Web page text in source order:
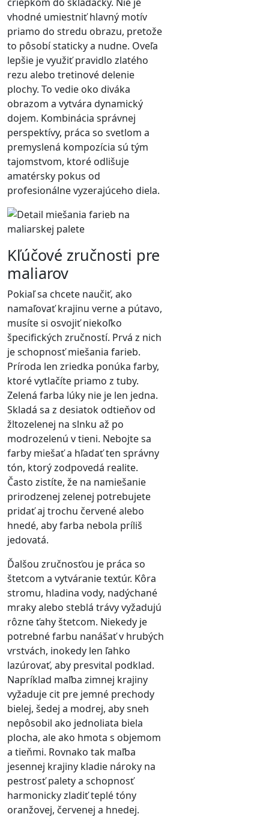
vhodné umiestniť hlavný motív
priamo do stredu obrazu, pretože
to pôsobí staticky a nudne. Oveľa
lepšie je využiť pravidlo zlatého
rezu alebo tretinové delenie
plochy. To vedie oko diváka
obrazom a vytvára dynamický
dojem. Kombinácia správnej
perspektívy, práca so svetlom a
premyslená kompozícia sú tým
tajomstvom, ktoré odlišuje
amatérsky pokus od
profesionálne vyzerajúceho diela.
Kľúčové zručnosti pre
maliarov
Pokiaľ sa chcete naučiť, ako
namaľovať krajinu verne a pútavo,
musíte si osvojiť niekoľko
špecifických zručností. Prvá z nich
je schopnosť miešania farieb.
Príroda len zriedka ponúka farby,
ktoré vytlačíte priamo z tuby.
Zelená farba lúky nie je len jedna.
Skladá sa z desiatok odtieňov od
žltozelenej na slnku až po
modrozelenú v tieni. Nebojte sa
farby miešať a hľadať ten správny
tón, ktorý zodpovedá realite.
Často zistíte, že na namiešanie
prirodzenej zelenej potrebujete
pridať aj trochu červené alebo
hnedé, aby farba nebola príliš
jedovatá.
Ďalšou zručnosťou je práca so
štetcom a vytváranie textúr. Kôra
stromu, hladina vody, nadýchané
mraky alebo steblá trávy vyžadujú
rôzne ťahy štetcom. Niekedy je
potrebné farbu nanášať v hrubých
vrstvách, inokedy len ľahko
lazúrovať, aby presvital podklad.
Napríklad maľba zimnej krajiny
vyžaduje cit pre jemné prechody
bielej, šedej a modrej, aby sneh
nepôsobil ako jednoliata biela
plocha, ale ako hmota s objemom
a tieňmi. Rovnako tak maľba
jesennej krajiny kladie nároky na
pestrosť palety a schopnosť
harmonicky zladiť teplé tóny
oranžovej, červenej a hnedej.